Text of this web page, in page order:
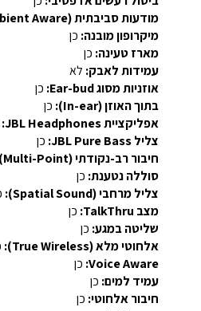
מודעות סביבתית (Ambient Aware):
מיקרופון מובנה: כן
מארז טעינה: כן
עמידות לאבק: לא
אוזניות מסוג Ear-bud:
כן
בתוך האוזן (In-ear):
כן
אפליקציית JBL Headphones:
צליל JBL Pure Bass:
כן
חיבור רב-נקודתי (Multi-Point):
סוללה נטענת: כן
צליל מרחבי (Spatial Sound):
מצב TalkThru:
כן
שליטה במגע: כן
אלחוטי מלא (True Wireless):
Voice Aware: כן
עמיד למים: כן
חיבור אלחוטי: כן